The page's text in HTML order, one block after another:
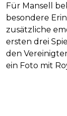
Für Mansell
besondere
zusätzliche
ersten drei
den
ein Foto mit